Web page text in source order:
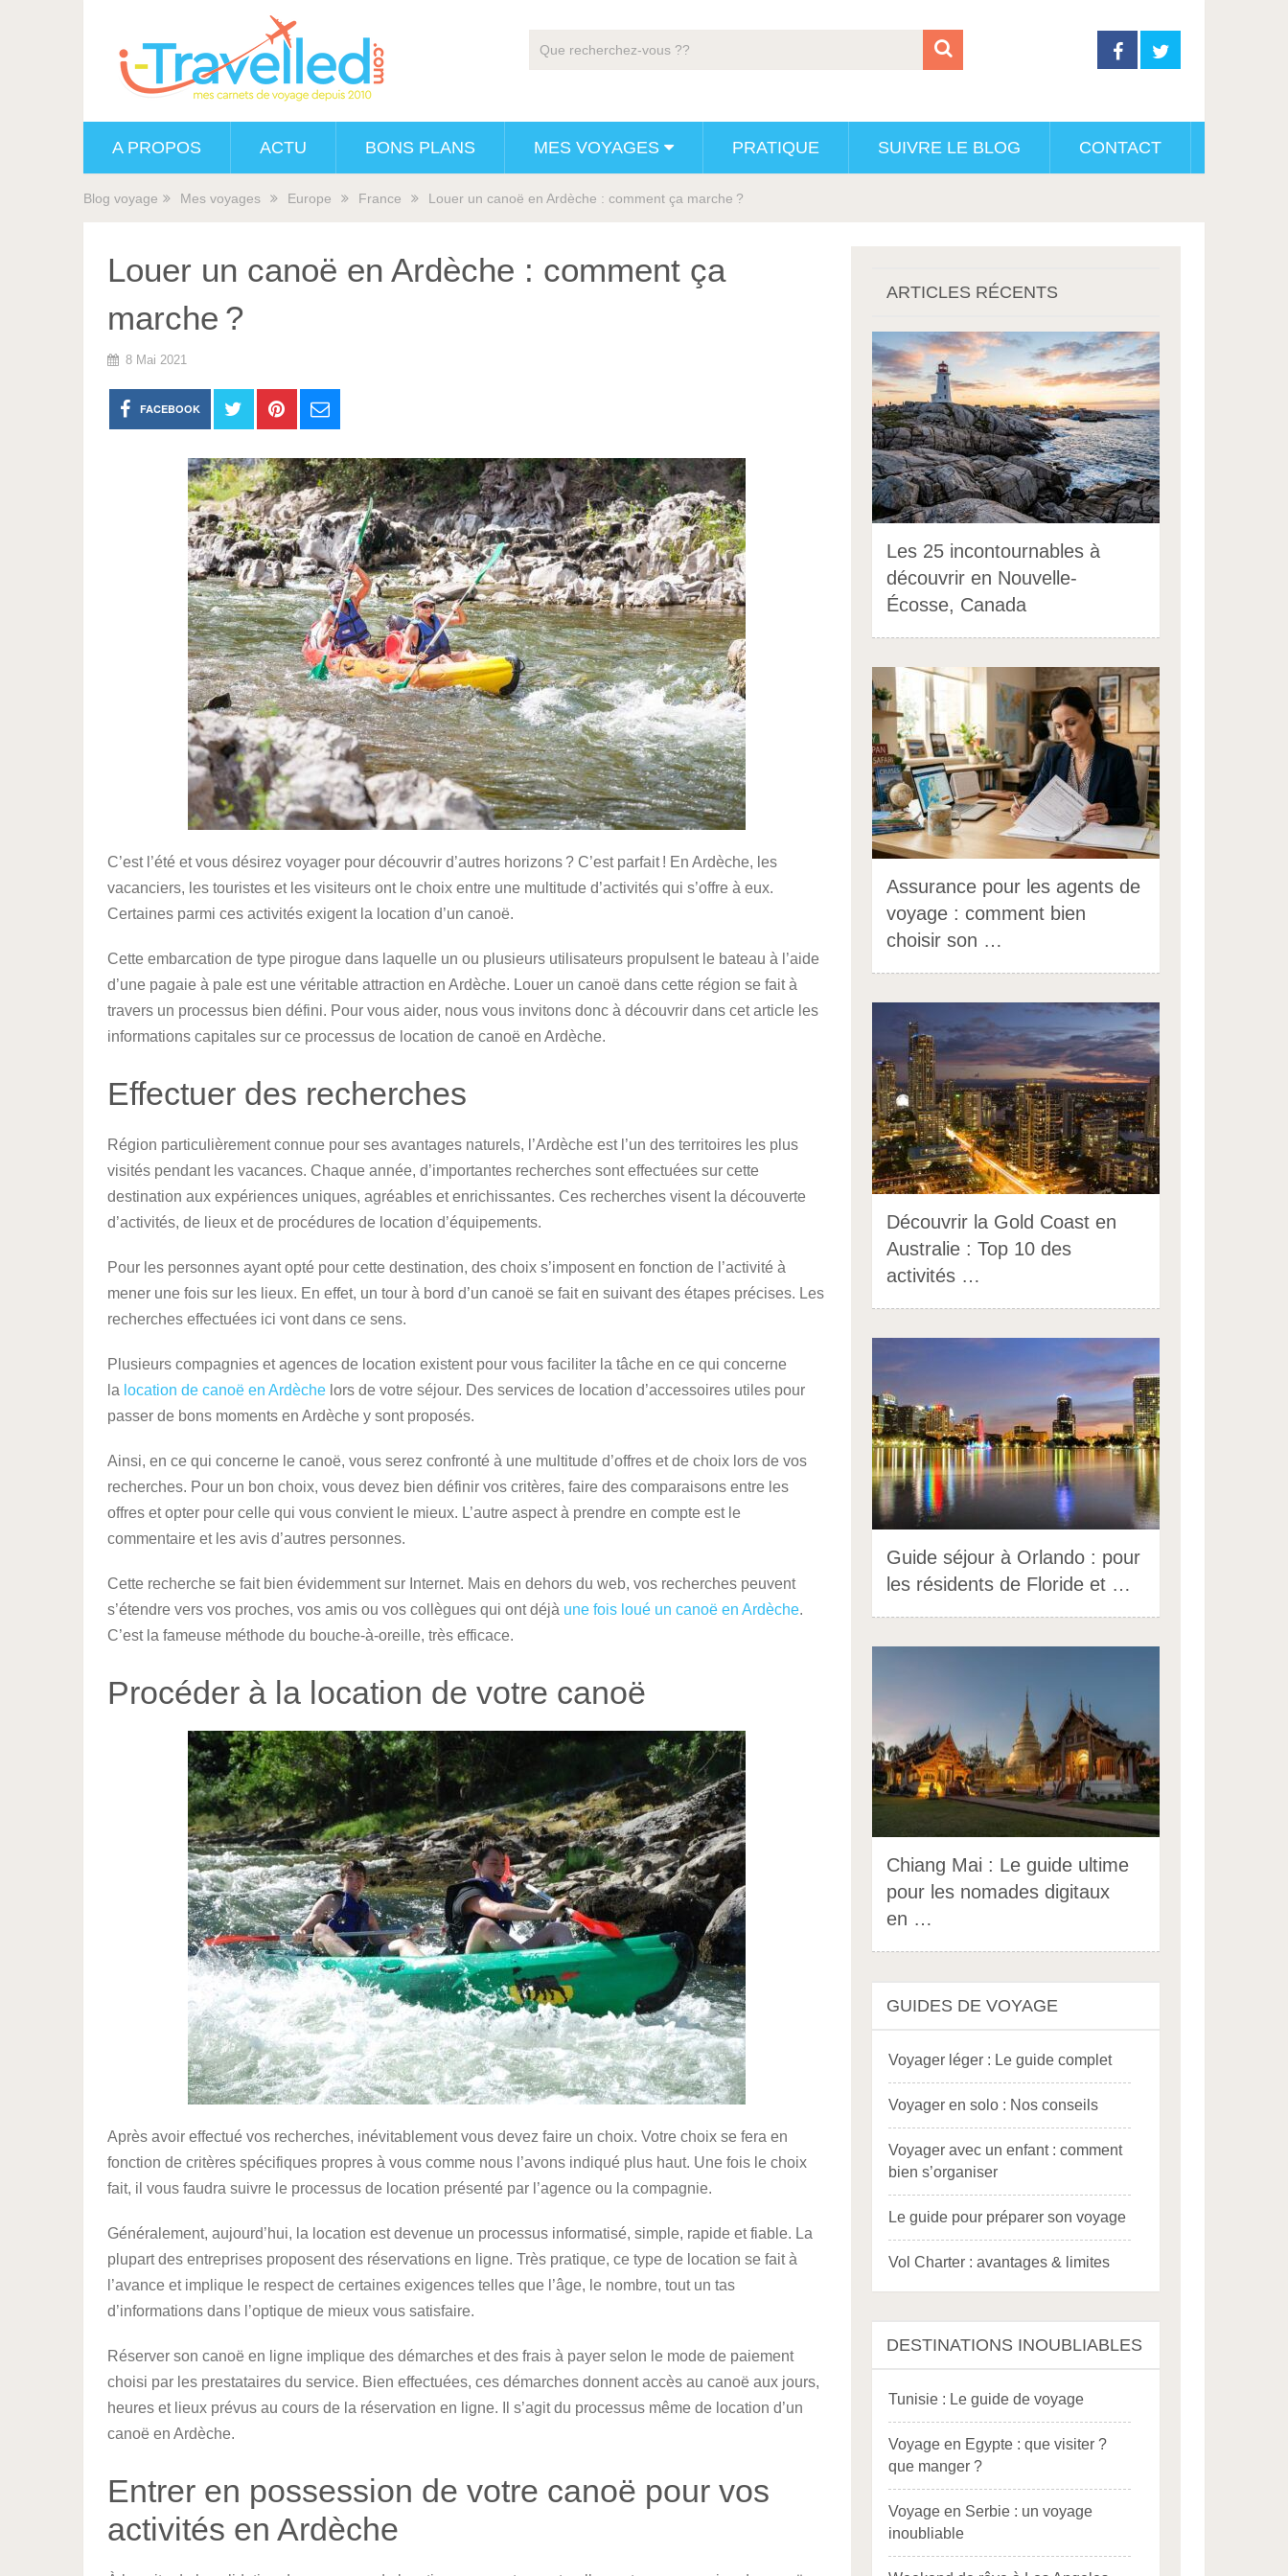
A PROPOS ACTU BONS PLANS MES VOYAGES PRATIQUE SUIVRE LE BLOG CONTACT
Blog voyage Mes voyages Europe France Louer un canoë en Ardèche : comment ça marche ?
Louer un canoë en Ardèche : comment ça
marche ?
8 Mai 2021
FACEBOOK
C’est l’été et vous désirez voyager pour découvrir d’autres horizons ? C’est parfait ! En Ardèche, les
vacanciers, les touristes et les visiteurs ont le choix entre une multitude d’activités qui s’offre à eux.
Certaines parmi ces activités exigent la location d’un canoë.
Cette embarcation de type pirogue dans laquelle un ou plusieurs utilisateurs propulsent le bateau à l’aide
d’une pagaie à pale est une véritable attraction en Ardèche. Louer un canoë dans cette région se fait à
travers un processus bien défini. Pour vous aider, nous vous invitons donc à découvrir dans cet article les
informations capitales sur ce processus de location de canoë en Ardèche.
Effectuer des recherches
Région particulièrement connue pour ses avantages naturels, l’Ardèche est l’un des territoires les plus
visités pendant les vacances. Chaque année, d’importantes recherches sont effectuées sur cette
destination aux expériences uniques, agréables et enrichissantes. Ces recherches visent la découverte
d’activités, de lieux et de procédures de location d’équipements.
Pour les personnes ayant opté pour cette destination, des choix s’imposent en fonction de l’activité à
mener une fois sur les lieux. En effet, un tour à bord d’un canoë se fait en suivant des étapes précises. Les
recherches effectuées ici vont dans ce sens.
Plusieurs compagnies et agences de location existent pour vous faciliter la tâche en ce qui concerne
la location de canoë en Ardèche lors de votre séjour. Des services de location d’accessoires utiles pour
passer de bons moments en Ardèche y sont proposés.
Ainsi, en ce qui concerne le canoë, vous serez confronté à une multitude d’offres et de choix lors de vos
recherches. Pour un bon choix, vous devez bien définir vos critères, faire des comparaisons entre les
offres et opter pour celle qui vous convient le mieux. L’autre aspect à prendre en compte est le
commentaire et les avis d’autres personnes.
Cette recherche se fait bien évidemment sur Internet. Mais en dehors du web, vos recherches peuvent
s’étendre vers vos proches, vos amis ou vos collègues qui ont déjà une fois loué un canoë en Ardèche.
C’est la fameuse méthode du bouche-à-oreille, très efficace.
Procéder à la location de votre canoë
Après avoir effectué vos recherches, inévitablement vous devez faire un choix. Votre choix se fera en
fonction de critères spécifiques propres à vous comme nous l’avons indiqué plus haut. Une fois le choix
fait, il vous faudra suivre le processus de location présenté par l’agence ou la compagnie.
Généralement, aujourd’hui, la location est devenue un processus informatisé, simple, rapide et fiable. La
plupart des entreprises proposent des réservations en ligne. Très pratique, ce type de location se fait à
l’avance et implique le respect de certaines exigences telles que l’âge, le nombre, tout un tas
d’informations dans l’optique de mieux vous satisfaire.
Réserver son canoë en ligne implique des démarches et des frais à payer selon le mode de paiement
choisi par les prestataires du service. Bien effectuées, ces démarches donnent accès au canoë aux jours,
heures et lieux prévus au cours de la réservation en ligne. Il s’agit du processus même de location d’un
canoë en Ardèche.
Entrer en possession de votre canoë pour vos
activités en Ardèche
ARTICLES RÉCENTS
Les 25 incontournables à
découvrir en Nouvelle-
Écosse, Canada
Assurance pour les agents de
voyage : comment bien
choisir son …
Découvrir la Gold Coast en
Australie : Top 10 des
activités …
Guide séjour à Orlando : pour
les résidents de Floride et …
Chiang Mai : Le guide ultime
pour les nomades digitaux
en …
GUIDES DE VOYAGE
Voyager léger : Le guide complet
Voyager en solo : Nos conseils
Voyager avec un enfant : comment
bien s’organiser
Le guide pour préparer son voyage
Vol Charter : avantages & limites
DESTINATIONS INOUBLIABLES
Tunisie : Le guide de voyage
Voyage en Egypte : que visiter ?
que manger ?
Voyage en Serbie : un voyage
inoubliable